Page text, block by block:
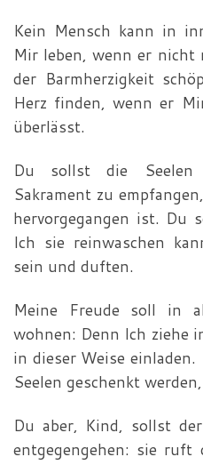
Kein Mensch kann in
Mir leben, wenn er nicht
der Barm­herzigkeit
Herz finden, wenn er
überlässt.
Du sollst die Seelen
Sakrament zu
hervorgegangen ist. Du
Ich sie reinwaschen
sein und duften.
Meine Freude soll in
wohnen: Denn Ich ziehe
in dieser Weise
Seelen geschenkt
Du aber, Kind, sollst
entgegen­gehen: sie ruft